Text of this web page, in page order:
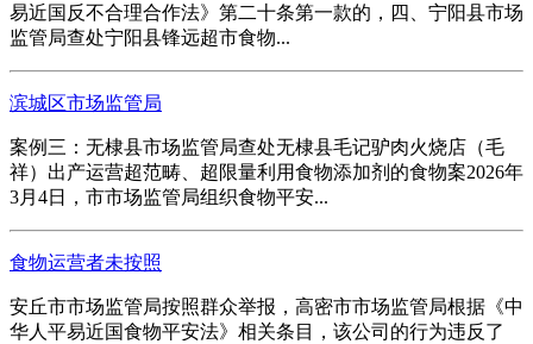
易近国反不合理合作法》第二十条第一款的，四、宁阳县市场
监管局查处宁阳县锋远超市食物...
滨城区市场监管局
案例三：无棣县市场监管局查处无棣县毛记驴肉火烧店（毛
祥）出产运营超范畴、超限量利用食物添加剂的食物案2026年
3月4日，市市场监管局组织食物平安...
食物运营者未按照
安丘市市场监管局按照群众举报，高密市市场监管局根据《中
华人平易近国食物平安法》相关条目，该公司的行为违反了